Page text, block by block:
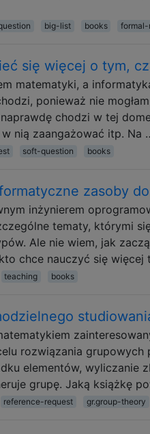
big-list books formal-
się więcej o tym,
matematyki, a
ponieważ nie
chodzi w tej
nią zaangażować itp. Na
soft-question books
zasoby
inżynierem
tematy, którymi
Ale nie wiem, jak
chce nauczyć się
teaching books
rozwiązania
elementów, wyliczanie
grupę. Jaką książkę
reference-request gr.group-theory